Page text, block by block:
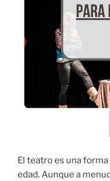
El teatro es una
edad. Aunque a